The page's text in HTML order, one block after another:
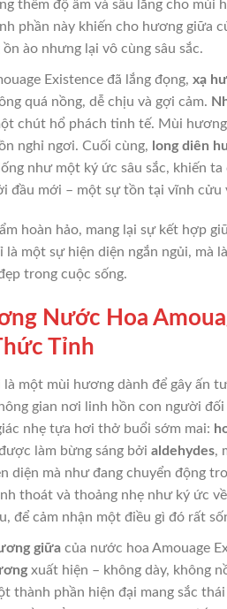
thêm độ ấm và sâu lắng cho
phần này khiến cho hương giữa
ào nhưng lại vô cùng sâu sắc.
Existence đã lắng đọng, xạ
quá nồng, dễ chịu và gợi cảm.
chút hổ phách tinh tế. Mùi
nghỉ ngơi. Cuối cùng, long diên
như một ký ức sâu sắc, khiến
đầu mới – một sự tồn tại vĩnh cửu
hoàn hảo, mang lại sự kết hợp
một sự hiện diện ngắn ngủi,
trong cuộc sống.
Nước Hoa
Tỉnh
là một mùi hương dành để gây
gian nơi linh hồn con người
nhẹ tựa hơi thở buổi sớm mai:
làm bừng sáng bởi aldehydes,
mà như đang chuyển động
thoát và thoảng nhẹ như ký ức
để cảm nhận một điều gì đó rất
giữacủa nước hoa Amouage
xuất hiện – không dày, không
thành phần hiện đại mang sắc